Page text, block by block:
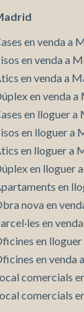
de
de
segona
en
i Stil
en
i
en venda a
en venda a
en venda a
en venda a
en lloguer a
en lloguer a
en lloguer a
en lloguer
en
nova en
en
en
en venda
comercials
comercials